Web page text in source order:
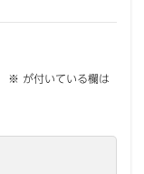
※ が付いている欄は